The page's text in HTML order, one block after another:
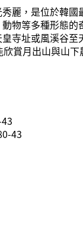
麗，是位於韓
物等多種形態
寺址或風溪谷
賞月出山與山下
43